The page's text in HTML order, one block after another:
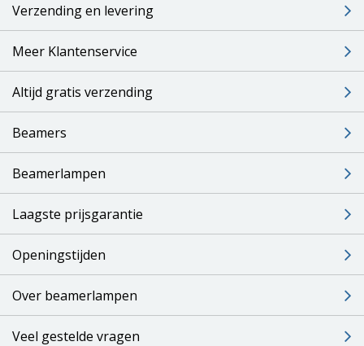
Verzending en levering
Meer Klantenservice
Altijd gratis verzending
Beamers
Beamerlampen
Laagste prijsgarantie
Openingstijden
Over beamerlampen
Veel gestelde vragen